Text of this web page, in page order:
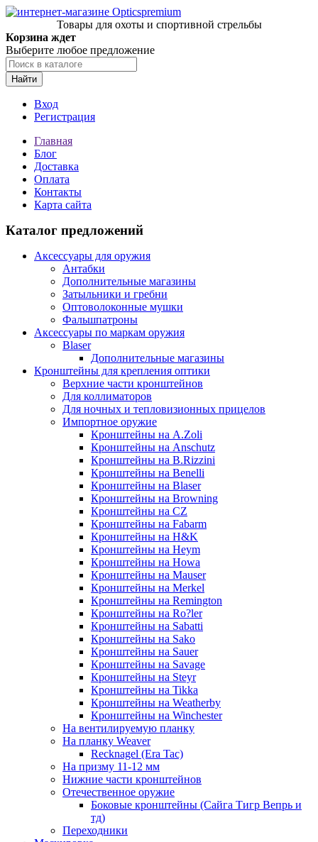
Товары для охоты и спортивной стрельбы
Корзина ждет
Выберите любое предложение
Найти
Вход
Регистрация
Главная
Блог
Доставка
Оплата
Контакты
Карта сайта
Каталог предложений
Аксессуары для оружия
Антабки
Дополнительные магазины
Затыльники и гребни
Оптоволоконные мушки
Фальшпатроны
Аксессуары по маркам оружия
Blaser
Дополнительные магазины
Кронштейны для крепления оптики
Верхние части кронштейнов
Для коллиматоров
Для ночных и тепловизионных прицелов
Импортное оружие
Кронштейны на A.Zoli
Кронштейны на Anschutz
Кронштейны на B.Rizzini
Кронштейны на Benelli
Кронштейны на Blaser
Кронштейны на Browning
Кронштейны на CZ
Кронштейны на Fabarm
Кронштейны на H&K
Кронштейны на Heym
Кронштейны на Howa
Кронштейны на Mauser
Кронштейны на Merkel
Кронштейны на Remington
Кронштейны на Ro?ler
Кронштейны на Sabatti
Кронштейны на Sako
Кронштейны на Sauer
Кронштейны на Savage
Кронштейны на Steyr
Кронштейны на Tikka
Кронштейны на Weatherby
Кронштейны на Winchester
На вентилируемую планку
На планку Weaver
Recknagel (Era Tac)
На призму 11-12 мм
Нижние части кронштейнов
Отечественное оружие
Боковые кронштейны (Сайга Тигр Вепрь и
тд)
Переходники